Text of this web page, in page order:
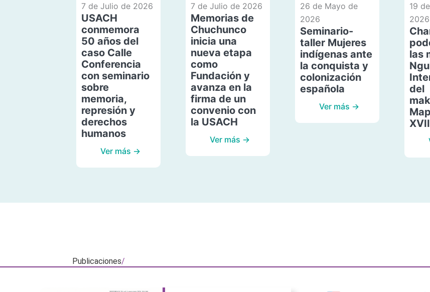
7 de Julio de 2026
USACH
conmemora
50 años del
caso Calle
Conferencia
con seminario
sobre
memoria,
represión y
derechos
humanos
Ver más →
7 de Julio de 2026
Memorias de
Chuchunco
inicia una
nueva etapa
como
Fundación y
avanza en la
firma de un
convenio con
la USACH
Ver más →
26 de Mayo de
2026
Seminario-
taller Mujeres
indígenas ante
la conquista y
colonización
española
Ver más →
19
2026
las
del
Publicaciones/